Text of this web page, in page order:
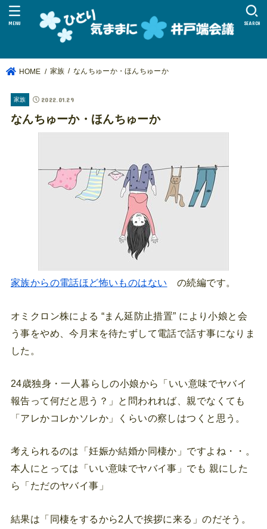
SEARCH
MENU
HOME 家族 なんちゅーか・ほんちゅーか
家族 2022.01.29
なんちゅーか・ほんちゅーか
家族からの電話ほど怖いものはない の続編です。
オミクロン株による “まん延防止措置” により小娘と会
う事をやめ、今月末を待たずして電話で話す事になりま
した。
24歳独身・一人暮らしの小娘から「いい意味でヤバイ
報告って何だと思う？」と問われれば、親でなくても
「アレかコレかソレか」くらいの察しはつくと思う。
考えられるのは「妊娠か結婚か同棲か」ですよね・・。
本人にとっては「いい意味でヤバイ事」でも 親にした
ら「ただのヤバイ事」
結果は「同棲をするから2人で挨拶に来る」のだそう。